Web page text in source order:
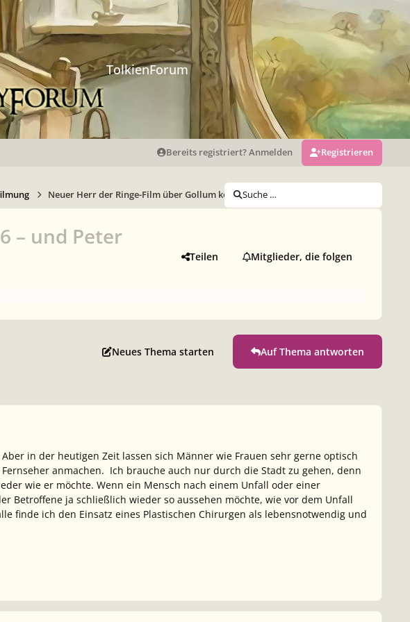
TolkienForum
Bereits registriert? Anmelden Registrieren
Neuer Herr der Ringe-Film über Gollum kommt 2026 – und Peter Jackson kehrt
Suche …
– und Peter
Teilen Mitglieder, die folgen
Neues Thema starten Auf Thema antworten
in der heutigen Zeit lassen sich Männer wie Frauen sehr gerne optisch
anmachen. Ich brauche auch nur durch die Stadt zu gehen, denn
wie er möchte. Wenn ein Mensch nach einem Unfall oder einer
Betroffene ja schließlich wieder so aussehen möchte, wie vor dem Unfall
finde ich den Einsatz eines Plastischen Chirurgen als lebensnotwendig und